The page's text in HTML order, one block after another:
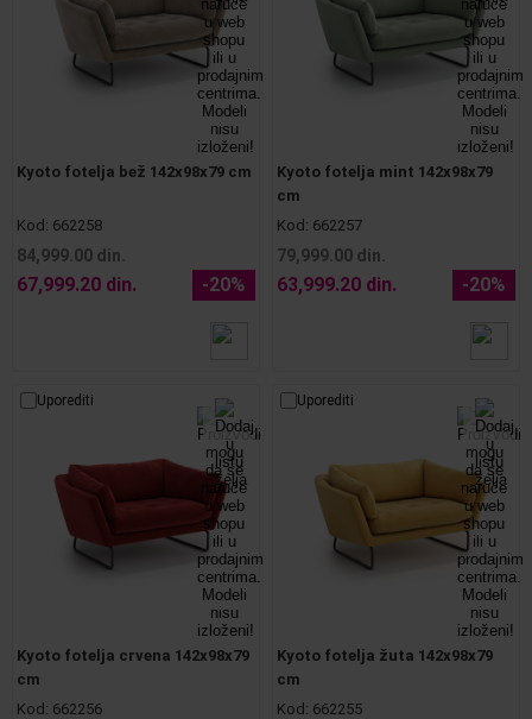
Kyoto fotelja bež 142x98x79 cm
Kod: 662258
84,999.00 din.
67,999.20 din. -20%
Kyoto fotelja mint 142x98x79
cm
Kod: 662257
79,999.00 din.
63,999.20 din. -20%
Uporediti
Kyoto fotelja crvena 142x98x79
cm
Kod: 662256
Uporediti
Kyoto fotelja žuta 142x98x79
cm
Kod: 662255